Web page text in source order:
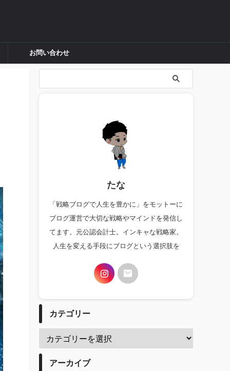
お問い合わせ
たな
「戦略ブログで人生を豊かに」をモットーに
ブログ運営で大切な戦略やマインドを発信し
てます。元公認会計士。インキャな戦略家。
人生を変える手段にブログという選択肢を
カテゴリー
アーカイブ